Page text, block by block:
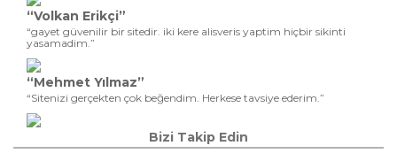
“Volkan Erikçi”
“gayet güvenilir bir sitedir. iki kere alisveris yaptim hiçbir sikinti
yasamadim.”
“Mehmet Yılmaz”
“Sitenizi gerçekten çok beğendim. Herkese tavsiye ederim.”
Bizi Takip Edin